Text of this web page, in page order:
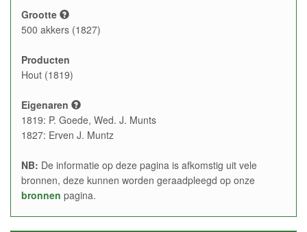
Grootte
500 akkers (1827)
Producten
Hout (1819)
Eigenaren
1819: P. Goede, Wed. J. Munts
1827: Erven J. Muntz
NB: De informatie op deze pagina is afkomstig uit vele
bronnen, deze kunnen worden geraadpleegd op onze
bronnen pagina.